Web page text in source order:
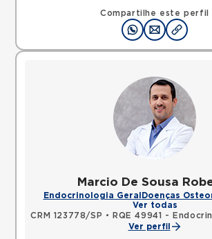
Compartilhe este perfil
Marcio De Sousa
Endocrinologia Geral Doenças
Ver todas
CRM 123778/SP •
RQE 49941 -
Ver perfil